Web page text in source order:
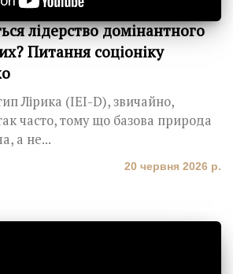
лідерство домінантного
Питання соціоніку
Лірика (IЕI-D), звичайно,
часто, тому що базова природа
а не...
20 червня 2026 р.